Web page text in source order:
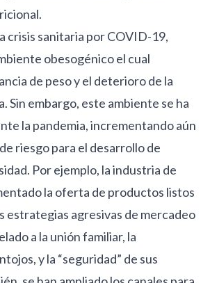
crisis sanitaria por COVID-19,
obesogénico el cual
de peso y el deterioro de la
Sin embargo, este ambiente se ha
la pandemia, incrementando aún
riesgo para el desarrollo de
Por ejemplo, la industria de
la oferta de productos listos
estrategias agresivas de mercadeo
a la unión familiar, la
y la “seguridad” de sus